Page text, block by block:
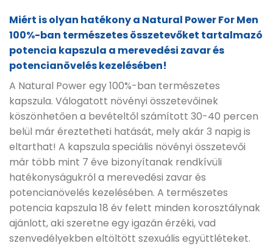
Miért is olyan hatékony a Natural Power For Men
100%-ban természetes összetevőket tartalmazó
potencia kapszula a merevedési zavar és
potencianövelés kezelésében!
A Natural Power egy 100%-ban természetes
kapszula. Válogatott növényi összetevőinek
köszönhetően a bevételtől számított 30-40 percen
belül már éreztetheti hatását, mely akár 3 napig is
eltarthat! A kapszula speciális növényi összetevői
már több mint 7 éve bizonyítanak rendkívüli
hatékonyságukról a merevedési zavar és
potencianövelés kezelésében. A természetes
potencia kapszula 18 év felett minden korosztálynak
ajánlott, aki szeretne egy igazán érzéki, vad
szenvedélyekben eltöltött szexuális együttléteket.